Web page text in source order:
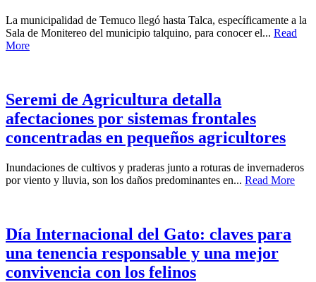
La municipalidad de Temuco llegó hasta Talca, específicamente a la
Sala de Monitereo del municipio talquino, para conocer el... Read
More
Seremi de Agricultura detalla
afectaciones por sistemas frontales
concentradas en pequeños agricultores
Inundaciones de cultivos y praderas junto a roturas de invernaderos
por viento y lluvia, son los daños predominantes en... Read More
Día Internacional del Gato: claves para
una tenencia responsable y una mejor
convivencia con los felinos